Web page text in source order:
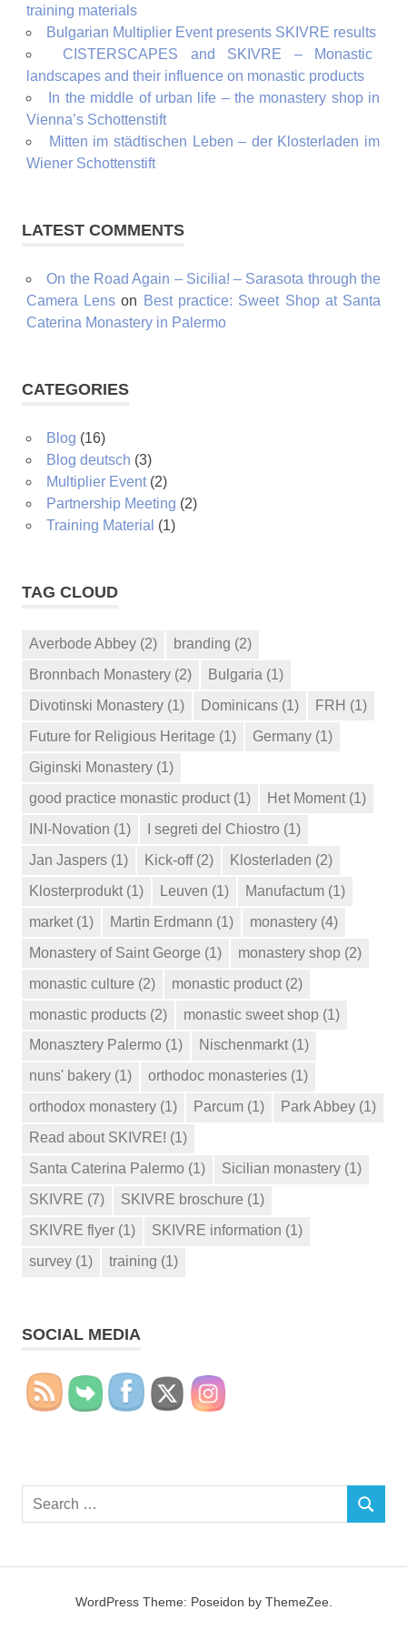
training materials
Bulgarian Multiplier Event presents SKIVRE results
CISTERSCAPES and SKIVRE – Monastic
landscapes and their influence on monastic products
In the middle of urban life – the monastery shop in
Vienna’s Schottenstift
Mitten im städtischen Leben – der Klosterladen im
Wiener Schottenstift
LATEST COMMENTS
On the Road Again – Sicilia! – Sarasota through the
Camera Lens on Best practice: Sweet Shop at Santa
Caterina Monastery in Palermo
CATEGORIES
Blog (16)
Blog deutsch (3)
Multiplier Event(2)
Partnership Meeting (2)
Training Material (1)
TAG CLOUD
Averbode Abbey (2) branding (2)
Bronnbach Monastery (2) Bulgaria (1)
Divotinski Monastery (1) Dominicans (1) FRH (1)
Future for Religious Heritage (1) Germany (1)
Giginski Monastery (1)
good practice monastic product (1) Het Moment (1)
INI-Novation (1) I segreti del Chiostro (1)
Jan Jaspers (1) Kick-off(2) Klosterladen (2)
Klosterprodukt (1) Leuven (1) Manufactum (1)
market (1) Martin Erdmann (1) monastery (4)
Monastery of Saint George (1) monastery shop (2)
monastic culture (2) monastic product (2)
monastic products (2) monastic sweet shop (1)
Monasztery Palermo (1) Nischenmarkt(1)
nuns' bakery (1) orthodoc monasteries (1)
orthodox monastery (1) Parcum (1) Park Abbey (1)
Read about SKIVRE! (1)
Santa Caterina Palermo (1) Sicilian monastery (1)
SKIVRE (7) SKIVRE broschure (1)
SKIVRE flyer (1) SKIVRE information (1)
survey (1) training (1)
SOCIAL MEDIA
Search
SEARCH
WordPress Theme: Poseidon by ThemeZee.